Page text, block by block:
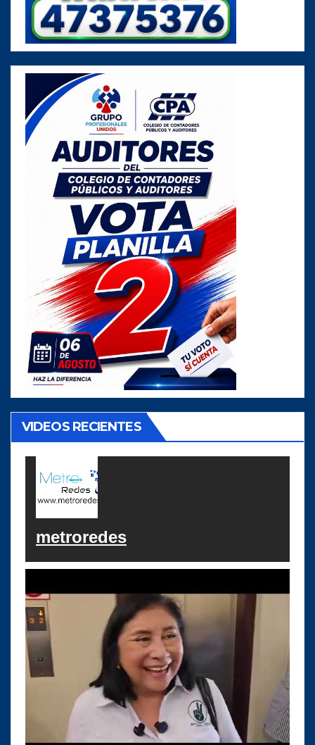
VIDEOS RECIENTES
metroredes